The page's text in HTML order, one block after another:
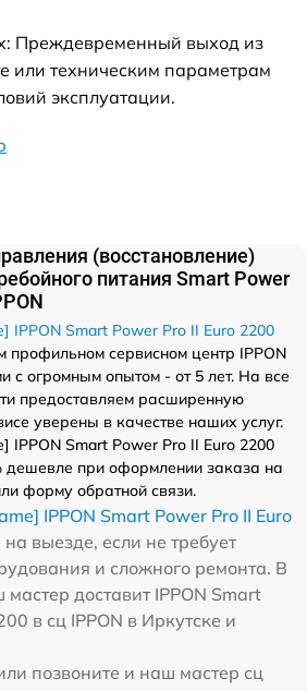
Преждевременный выход из
или техническим параметрам
эксплуатации.
(восстановление)
питания Smart Power
IPPON Smart Power Pro II Euro 2200
профильном сервисном центр IPPON
с огромным опытом - от 5 лет. На все
предоставляем расширенную
уверены в качестве наших услуг.
IPPON Smart Power Pro II Euro 2200
дешевле при оформлении заказа на
форму обратной связи.
IPPON Smart Power Pro II Euro
выезде, если не требует
и сложного ремонта. В
доставит IPPON Smart
в сц IPPON в Иркутске и
позвоните и наш мастер сц